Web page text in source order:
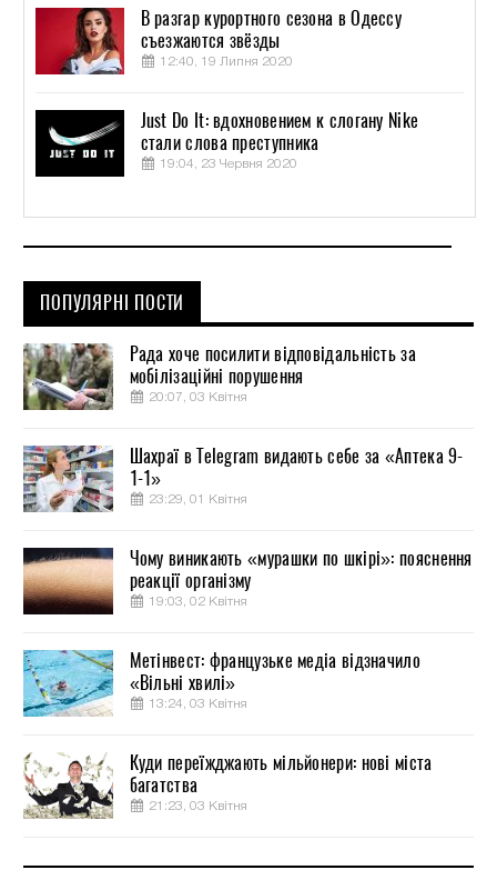
В разгар курортного сезона в Одессу
съезжаются звёзды
12:40, 19 Липня 2020
Just Do It: вдохновением к слогану Nike
стали слова преступника
19:04, 23 Червня 2020
ПОПУЛЯРНІ ПОСТИ
Рада хоче посилити відповідальність за
мобілізаційні порушення
20:07, 03 Квітня
Шахраї в Telegram видають себе за «Аптека 9-
1-1»
23:29, 01 Квітня
Чому виникають «мурашки по шкірі»: пояснення
реакції організму
19:03, 02 Квітня
Метінвест: французьке медіа відзначило
«Вільні хвилі»
13:24, 03 Квітня
Куди переїжджають мільйонери: нові міста
багатства
21:23, 03 Квітня